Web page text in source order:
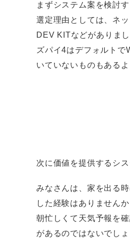
まずシステム案を検討
選定理由としては、ネ
DEV KITなどがありま
ズパイ4はデフォルト
いていないものもあるよ
次に価値を提供するシ
みなさんは、家を出る
した経験はありませんか
朝忙しくて天気予報を
があるのではないでしょ